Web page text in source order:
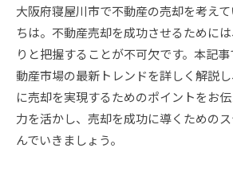
大阪府寝屋川市で不動産の売却を考え
ちは。不動産売却を成功させるために
りと把握することが不可欠です。本記
動産市場の最新トレンドを詳しく解説
に売却を実現するためのポイントをお
力を活かし、売却を成功に導くための
んでいきましょう。